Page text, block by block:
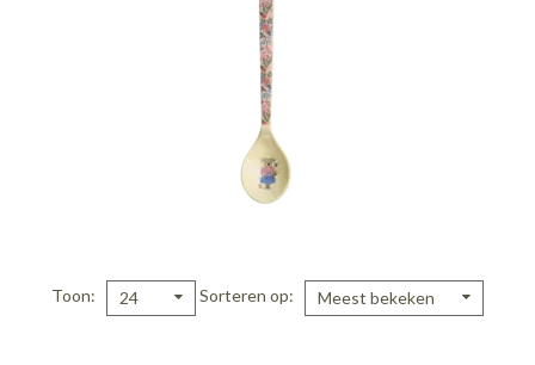
Toon 24 Sorteren op Meest bekeken